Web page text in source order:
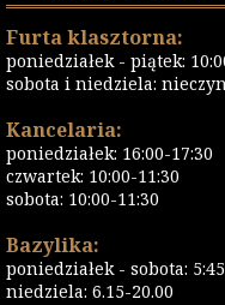
Furta klasztorna:
poniedziałek - piątek:
sobota i niedziela:
Kancelaria:
poniedziałek: 16:00-17:30
czwartek: 10:00-11:30
sobota: 10:00-11:30
Bazylika:
poniedziałek - sobota:
niedziela: 6.15-20.00